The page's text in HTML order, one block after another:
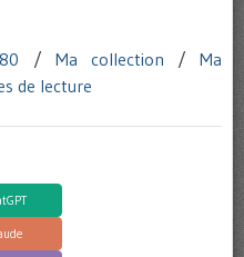
/ Ma collection / Ma
de lecture